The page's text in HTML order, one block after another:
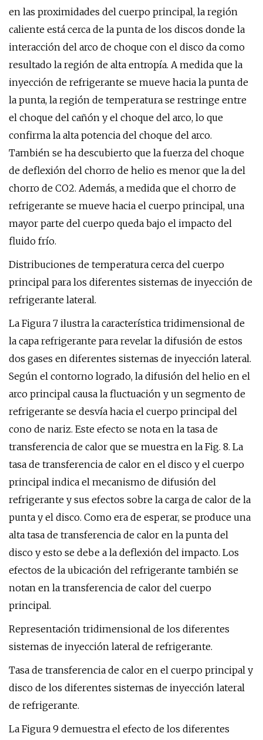
en las proximidades del cuerpo principal, la región
caliente está cerca de la punta de los discos donde la
interacción del arco de choque con el disco da como
resultado la región de alta entropía. A medida que la
inyección de refrigerante se mueve hacia la punta de
la punta, la región de temperatura se restringe entre
el choque del cañón y el choque del arco, lo que
confirma la alta potencia del choque del arco.
También se ha descubierto que la fuerza del choque
de deflexión del chorro de helio es menor que la del
chorro de CO2. Además, a medida que el chorro de
refrigerante se mueve hacia el cuerpo principal, una
mayor parte del cuerpo queda bajo el impacto del
fluido frío.
Distribuciones de temperatura cerca del cuerpo
principal para los diferentes sistemas de inyección de
refrigerante lateral.
La Figura 7 ilustra la característica tridimensional de
la capa refrigerante para revelar la difusión de estos
dos gases en diferentes sistemas de inyección lateral.
Según el contorno logrado, la difusión del helio en el
arco principal causa la fluctuación y un segmento de
refrigerante se desvía hacia el cuerpo principal del
cono de nariz. Este efecto se nota en la tasa de
transferencia de calor que se muestra en la Fig. 8. La
tasa de transferencia de calor en el disco y el cuerpo
principal indica el mecanismo de difusión del
refrigerante y sus efectos sobre la carga de calor de la
punta y el disco. Como era de esperar, se produce una
alta tasa de transferencia de calor en la punta del
disco y esto se debe a la deflexión del impacto. Los
efectos de la ubicación del refrigerante también se
notan en la transferencia de calor del cuerpo
principal.
Representación tridimensional de los diferentes
sistemas de inyección lateral de refrigerante.
Tasa de transferencia de calor en el cuerpo principal y
disco de los diferentes sistemas de inyección lateral
de refrigerante.
La Figura 9 demuestra el efecto de los diferentes